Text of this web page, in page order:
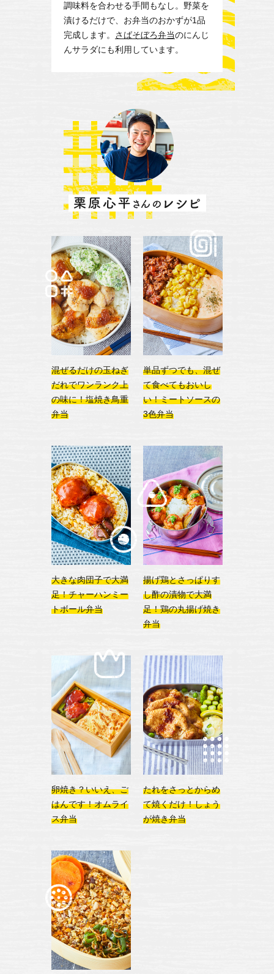
調味料を合わせる手間もなし。野菜を
漬けるだけで、お弁当のおかずが1品
完成します。 さばそぼろ弁当のにんじ
んサラダにも利用しています。
混ぜるだけの玉ねぎ
だれでワンランク上
の味に！塩焼き鳥重
弁当
単品ずつでも、混ぜ
て食べてもおいし
い！ミートソースの
3色弁当
大きな肉団子で大満
足！チャーハンミー
トボール弁当
揚げ鶏とさっぱりす
し酢の漬物で大満
足！鶏の丸揚げ焼き
弁当
卵焼き？いいえ、ご
はんです！オムライ
ス弁当
たれをさっとからめ
て焼くだけ！しょう
が焼き弁当